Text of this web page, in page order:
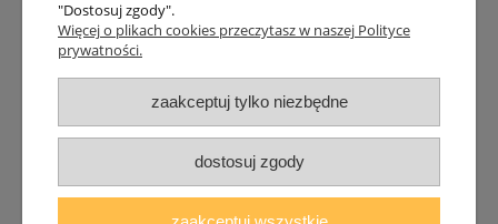
Czas wysyłki
Dostawa
Śledzenie przesyłki GLS
Śledzenie przesyłki DPD
Shipping abroad
Zarejestruj się /Zaloguj się
Lampomat 2017 - 2026
"Dostosuj zgody".
Więcej o plikach cookies przeczytasz w naszej Polityce
prywatności.
zaakceptuj tylko niezbędne
dostosuj zgody